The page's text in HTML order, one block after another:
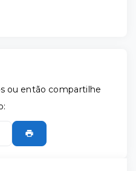
ou então compartilhe